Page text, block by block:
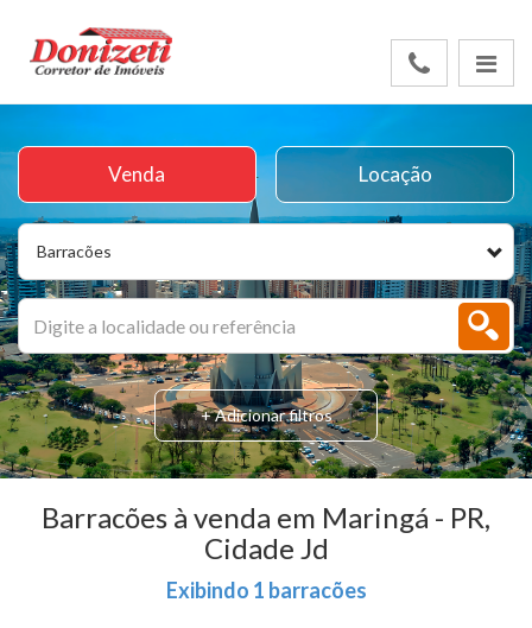
Barracões
Venda Locação
+ Adicionar filtros
Barracões à venda em Maringá - PR,
Cidade Jd
Exibindo 1 barracões